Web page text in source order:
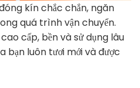
kín chắc chắn, ngăn
quá trình vận chuyển.
cấp, bền và sử dụng lâu
bạn luôn tươi mới và được